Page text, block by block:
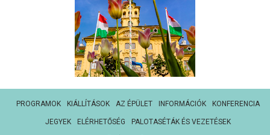
PROGRAMOK KIÁLLÍTÁSOK AZ ÉPÜLET INFORMÁCIÓK KONFERENCIA
JEGYEK ELÉRHETŐSÉG PALOTASÉTÁK ÉS VEZETÉSEK